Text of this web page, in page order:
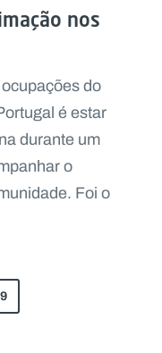
nos
do
é estar
durante um
o
Foi o
9